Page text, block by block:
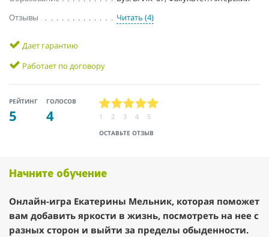
Отзывы
Читать (4)
Дает гарантию
Работает по договору
РЕЙТИНГ
5
ГОЛОСОВ
4
ОСТАВЬТЕ ОТЗЫВ
1 2 3 4 5
Начните обучение
Онлайн-игра Екатерины Мельник, которая поможет
вам добавить яркости в жизнь, посмотреть на нее с
разных сторон и выйти за пределы обыденности.